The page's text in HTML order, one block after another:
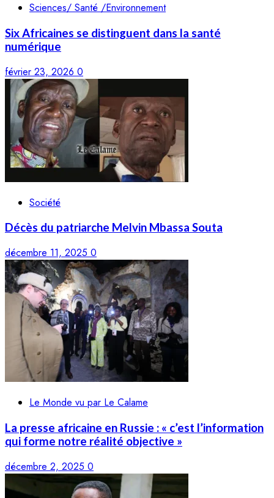
Sciences/ Santé /Environnement
Six Africaines se distinguent dans la santé
numérique
février 23, 2026 0
Société
Décès du patriarche Melvin Mbassa Souta
décembre 11, 2025 0
Le Monde vu par Le Calame
La presse africaine en Russie : « c’est l’information
qui forme notre réalité objective »
décembre 2, 2025 0